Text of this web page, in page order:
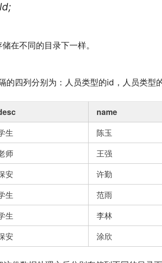
在不同的目录下一样。
的四列分别为：人员类型的id，人员类型
name
生 陈玉
师 王强
安 许勤
生 范雨
生 李林
安 涂欣